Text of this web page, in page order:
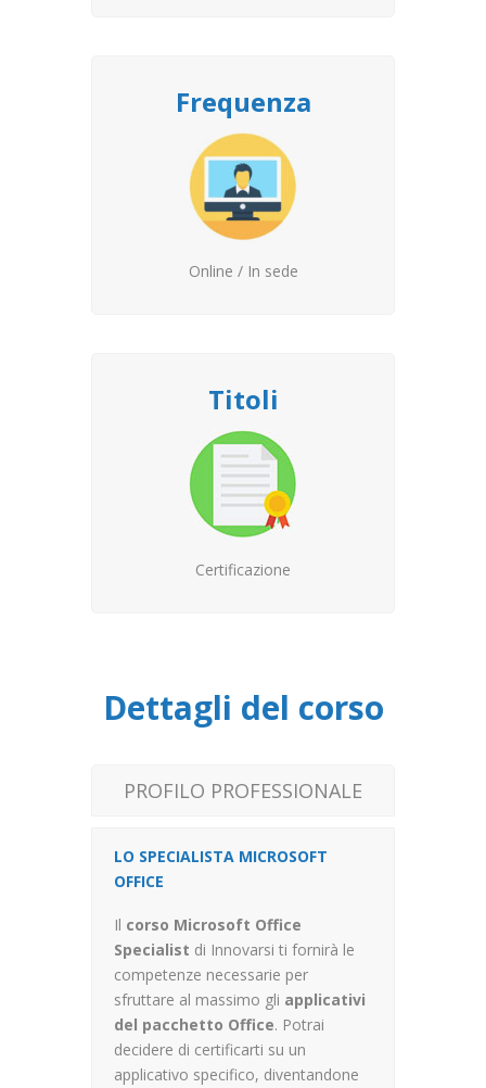
Frequenza
Online / In sede
Titoli
Certificazione
Dettagli del corso
PROFILO PROFESSIONALE
LO SPECIALISTA MICROSOFT
OFFICE
Il corso Microsoft Office
Specialist di Innovarsi ti fornirà le
competenze necessarie per
sfruttare al massimo gli applicativi
del pacchetto Office. Potrai
decidere di certificarti su un
applicativo specifico, diventandone